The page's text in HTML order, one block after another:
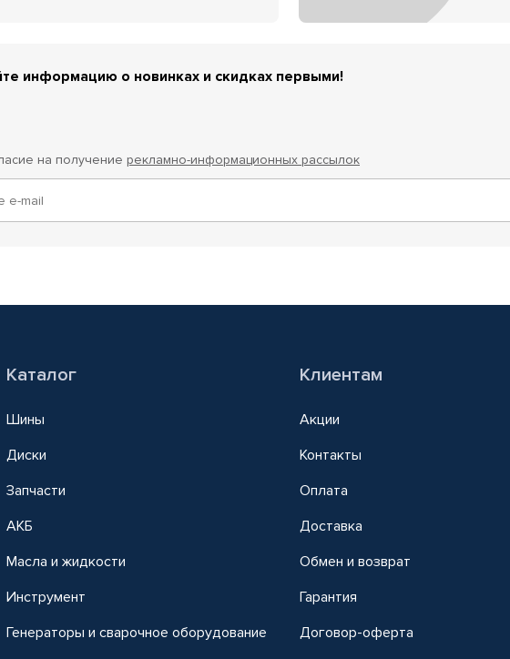
информацию о новинках и скидках первыми!
на получение рекламно-информационных рассылок
Каталог
Шины
Диски
Запчасти
АКБ
Масла и жидкости
Инструмент
Генераторы и сварочное оборудование
Клиентам
Акции
Контакты
Оплата
Доставка
Обмен и возврат
Гарантия
Договор-оферта